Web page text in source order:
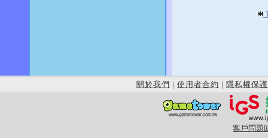
關於我們 | 使用者合約 | 隱私權保護
客戶問題